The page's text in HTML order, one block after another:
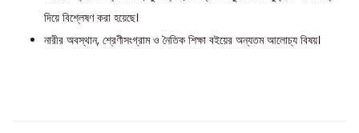
দিয়ে বিশ্লেষণ করা হয়েছে।
নারীর অবস্থান, শ্রেণীসংগ্রাম ও নৈতিক শিক্ষা বইয়ের অন্যতম আলোচ্য বিষয়।